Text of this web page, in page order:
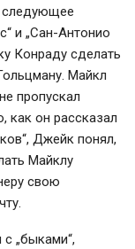
следующее
и „Сан-Антонио
Конраду сделать
Майкл
пропускал
как он рассказал
Джейк понял,
Майклу
свою
„быками“,